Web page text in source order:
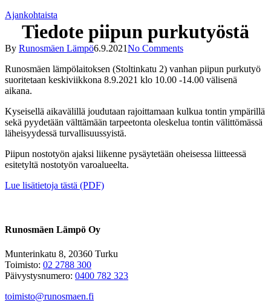
Ajankohtaista
Tiedote piipun purkutyöstä
By Runosmäen Lämpö6.9.2021No Comments
Runosmäen lämpölaitoksen (Stoltinkatu 2) vanhan piipun purkutyö
suoritetaan keskiviikkona 8.9.2021 klo 10.00 -14.00 välisenä
aikana.
Kyseisellä aikavälillä joudutaan rajoittamaan kulkua tontin ympärillä
sekä pyydetään välttämään tarpeetonta oleskelua tontin välittömässä
läheisyydessä turvallisuussyistä.
Piipun nostotyön ajaksi liikenne pysäytetään oheisessa liitteessä
esitetyltä nostotyön varoalueelta.
Lue lisätietoja tästä (PDF)
Runosmäen Lämpö Oy
Munterinkatu 8, 20360 Turku
Toimisto: 02 2788 300
Päivystysnumero: 0400 782 323
toimisto@runosmaen.fi